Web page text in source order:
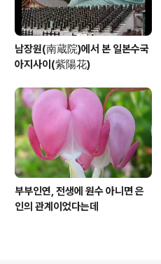
남장원(南蔵院)에서 본 일본수국
아지사이(紫陽花)
부부인연, 전생에 원수 아니면 은
인의 관계이었다는데